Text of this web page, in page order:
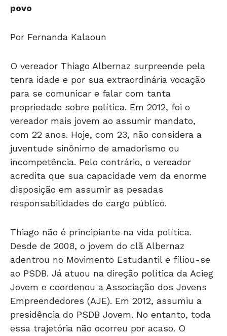
povo
Por Fernanda Kalaoun
O vereador Thiago Albernaz surpreende pela
tenra idade e por sua extraordinária vocação
para se comunicar e falar com tanta
propriedade sobre política. Em 2012, foi o
vereador mais jovem ao assumir mandato,
com 22 anos. Hoje, com 23, não considera a
juventude sinônimo de amadorismo ou
incompetência. Pelo contrário, o vereador
acredita que sua capacidade vem da enorme
disposição em assumir as pesadas
responsabilidades do cargo público.
Thiago não é principiante na vida política.
Desde de 2008, o jovem do clã Albernaz
adentrou no Movimento Estudantil e filiou-se
ao PSDB. Já atuou na direção política da Acieg
Jovem e coordenou a Associação dos Jovens
Empreendedores (AJE). Em 2012, assumiu a
presidência do PSDB Jovem. No entanto, toda
essa trajetória não ocorreu por acaso. O